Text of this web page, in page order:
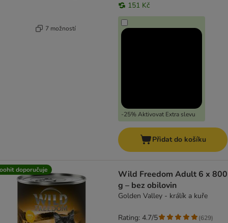
7 možností
151 Kč
-25% Aktivovat Extra slevu
Přidat do košíku
doporučuje
Wild Freedom Adult 6 x 800
g – bez obilovin
Golden Valley - králík a kuře
Rating: 4.7/5 (629)